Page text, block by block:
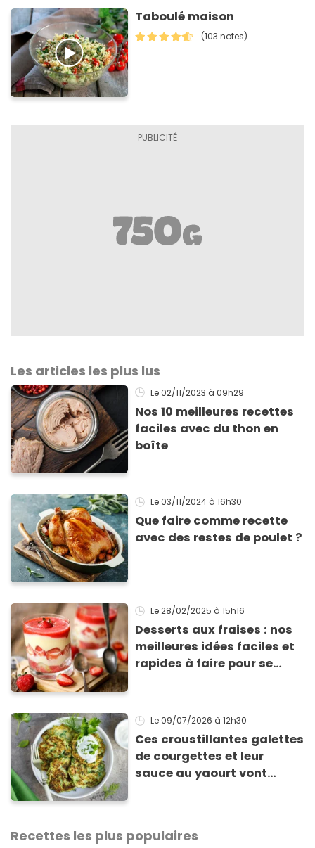
Taboulé maison
(103 notes)
Les articles les plus lus
Le 02/11/2023 à 09h29
Nos 10 meilleures recettes
faciles avec du thon en
boîte
Le 03/11/2024 à 16h30
Que faire comme recette
avec des restes de poulet ?
Le 28/02/2025 à 15h16
Desserts aux fraises : nos
meilleures idées faciles et
rapides à faire pour se
Le 09/07/2026 à 12h30
Ces croustillantes galettes
de courgettes et leur
sauce au yaourt vont
Recettes les plus populaires